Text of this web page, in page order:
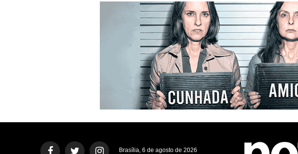
Brasília, 6 de agosto de 2026